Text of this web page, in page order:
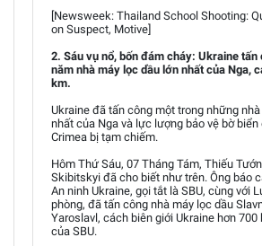
[Newsweek: Thailand School Shooting:
on Suspect, Motive]
2. Sáu vụ nổ, bốn đám cháy: Ukraine tấn
năm nhà máy lọc dầu lớn nhất của Nga,
km.
Ukraine đã tấn công một trong những
nhất của Nga và lực lượng bảo vệ bờ
Crimea bị tạm chiếm.
Hôm Thứ Sáu, 07 Tháng Tám, Thiếu
Skibitskyi đã cho biết như trên. Ông báo
An ninh Ukraine, gọi tắt là SBU, cùng với
phòng, đã tấn công nhà máy lọc dầu
Yaroslavl, cách biên giới Ukraine hơn 700
của SBU.